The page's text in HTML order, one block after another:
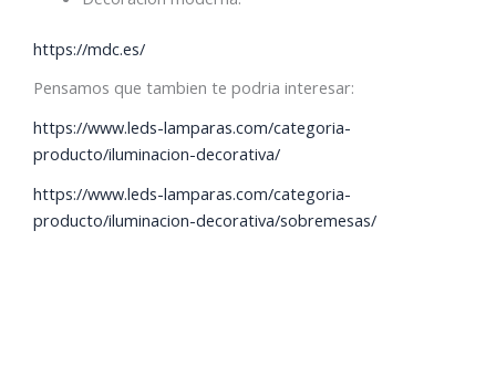
https://mdc.es/
Pensamos que tambien te podria interesar:
https://www.leds-lamparas.com/categoria-
producto/iluminacion-decorativa/
https://www.leds-lamparas.com/categoria-
producto/iluminacion-decorativa/sobremesas/